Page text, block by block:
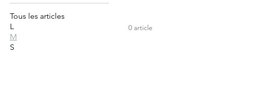
Tous les articles
L
M
S
0 article